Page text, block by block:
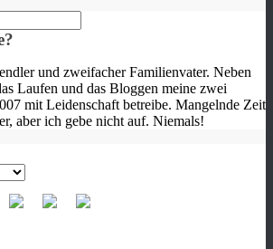
und zweifacher Familienvater. Neben
Laufen und das Bloggen meine zwei
mit Leidenschaft betreibe. Mangelnde Zeit
aber ich gebe nicht auf. Niemals!